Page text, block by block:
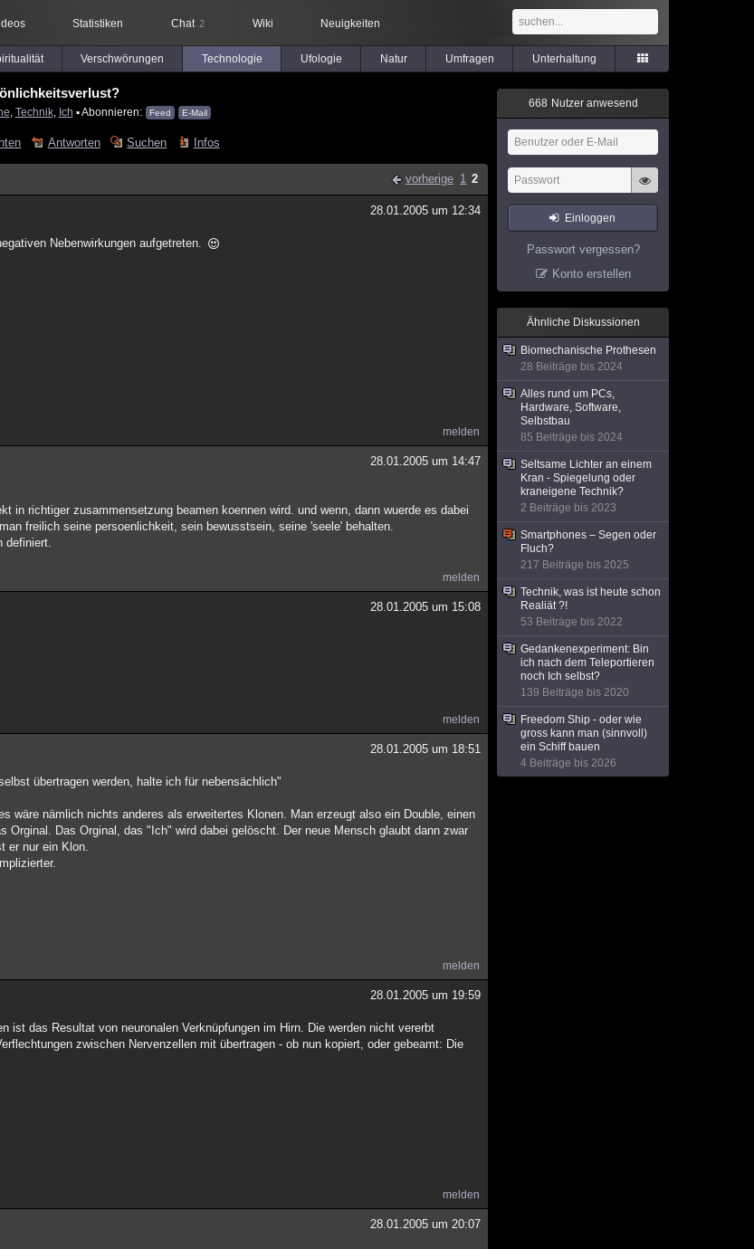
Statistiken Chat 2 Wiki Neuigkeiten
Verschwörungen Technologie Ufologie Natur Umfragen Unterhaltung
Technik, Ich ▪ Abonnieren: Feed E-Mail
Antworten Suchen Infos
vorherige 1 2
28.01.2005 um 12:34
Nebenwirkungen aufgetreten.
melden
28.01.2005 um 14:47
in richtiger zusammensetzung beamen koennen wird. und wenn, dann wuerde es dabei
freilich seine persoenlichkeit, sein bewusstsein, seine 'seele' behalten.
definiert.
melden
28.01.2005 um 15:08
melden
28.01.2005 um 18:51
übertragen werden, halte ich für nebensächlich"
wäre nämlich nichts anderes als erweitertes Klonen. Man erzeugt also ein Double, einen
Orginal. Das Orginal, das "Ich" wird dabei gelöscht. Der neue Mensch glaubt dann zwar
er nur ein Klon.
melden
28.01.2005 um 19:59
das Resultat von neuronalen Verknüpfungen im Hirn. Die werden nicht vererbt
zwischen Nervenzellen mit übertragen - ob nun kopiert, oder gebeamt: Die
melden
28.01.2005 um 20:07
668 Nutzer anwesend
Einloggen
Passwort vergessen?
Konto erstellen
Ähnliche Diskussionen
Biomechanische Prothesen
28 Beiträge bis 2024
Alles rund um PCs,
Hardware, Software,
Selbstbau
85 Beiträge bis 2024
Seltsame Lichter an einem
Kran - Spiegelung oder
kraneigene Technik?
2 Beiträge bis 2023
Smartphones – Segen oder
Fluch?
217 Beiträge bis 2025
Technik, was ist heute schon
Realiät ?!
53 Beiträge bis 2022
Gedankenexperiment: Bin
ich nach dem Teleportieren
noch Ich selbst?
139 Beiträge bis 2020
Freedom Ship - oder wie
gross kann man (sinnvoll)
ein Schiff bauen
4 Beiträge bis 2026